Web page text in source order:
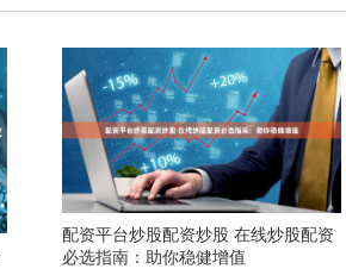
配资平台炒股配资炒股 在线炒股配资
必选指南：助你稳健增值